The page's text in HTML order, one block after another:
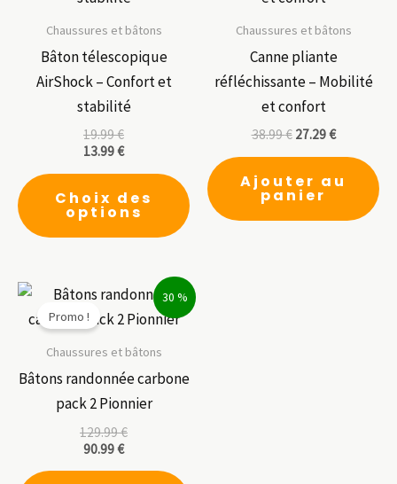
Chaussures et bâtons
Bâton télescopique
AirShock – Confort et
stabilité
19.99€
13.99€
Choix des
options
produit
variations.
Les
être
Chaussures et bâtons
Canne pliante
réfléchissante – Mobilité
et confort
38.99€ 27.29€
Ajouter au
panier
30 %
Promo !
Chaussures et bâtons
Bâtons randonnée carbone
pack 2 Pionnier
129.99€
90.99€